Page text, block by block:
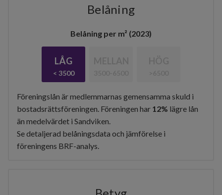
Belåning
Belåning per m² (2023)
LÅG
< 3500
Föreningslån är medlemmarnas gemensamma skuld i
bostadsrättsföreningen. Föreningen har 12% lägre lån
än medelvärdet i Sandviken.
Se detaljerad belåningsdata och jämförelse i
föreningens BRF-analys.